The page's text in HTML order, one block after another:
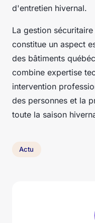
d'entretien hivernal.
La gestion
constitue un aspect
des bâtiments
combine expertise
intervention
des personnes et la
toute la saison
Actu